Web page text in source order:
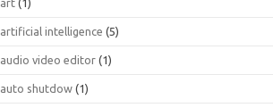
art (1)
artificial intelligence (5)
audio video editor (1)
auto shutdow (1)